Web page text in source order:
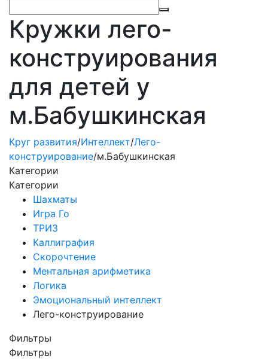
Кружки лего-
конструирования
для детей у
м.Бабушкинская
Круг развития/Интеллект/Лего-
конструирование/м.Бабушкинская
Категории
Категории
Шахматы
Игра Го
ТРИЗ
Каллиграфия
Скорочтение
Ментальная арифметика
Логика
Эмоциональный интеллект
Лего-конструирование
Фильтры
Фильтры